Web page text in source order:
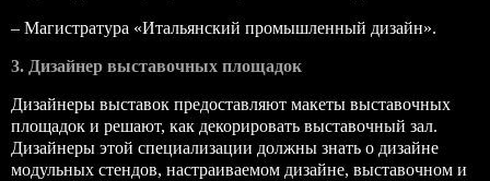
– Магистратура «Итальянский промышленный дизайн».
3. Дизайнер выставочных площадок
Дизайнеры выставок предоставляют макеты выставочных
площадок и решают, как декорировать выставочный зал.
Дизайнеры этой специализации должны знать о дизайне
модульных стендов, настраиваемом дизайне, выставочном и